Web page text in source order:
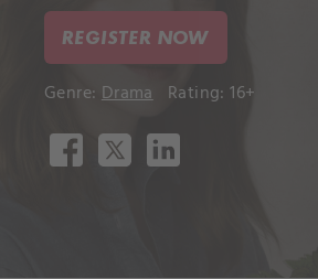
REGISTER NOW
Genre: Drama Rating: 16+